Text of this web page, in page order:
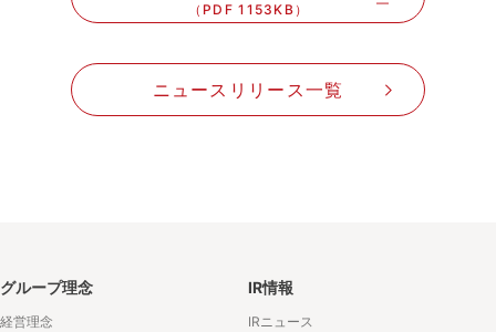
（PDF 1153KB）
ニュースリリース一覧
グループ理念
経営理念
IR情報
IRニュース